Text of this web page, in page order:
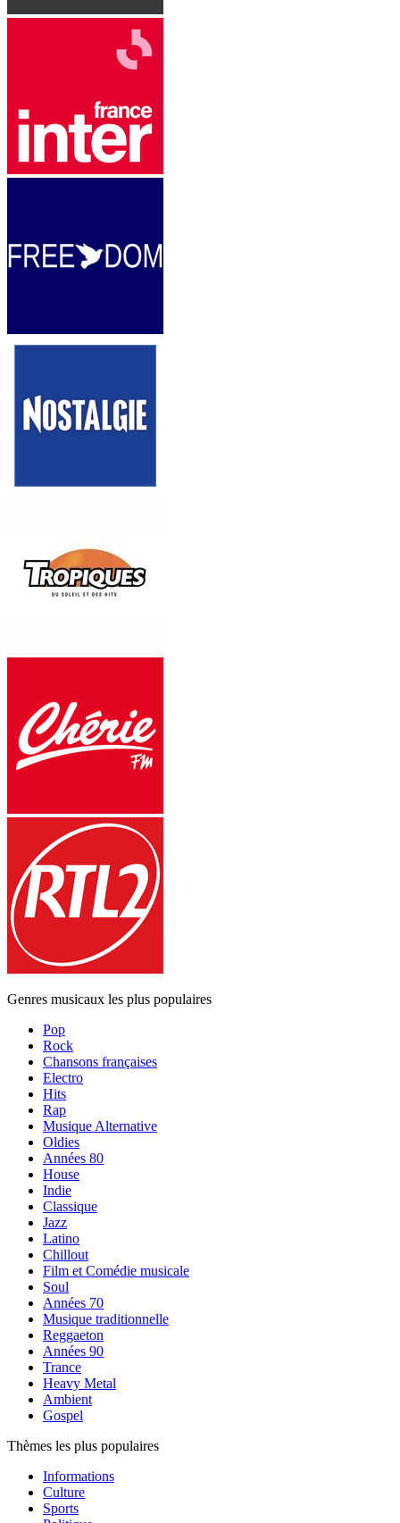
Genres musicaux les plus populaires
Pop
Rock
Chansons françaises
Electro
Hits
Rap
Musique Alternative
Oldies
Années 80
House
Indie
Classique
Jazz
Latino
Chillout
Film et Comédie musicale
Soul
Années 70
Musique traditionnelle
Reggaeton
Années 90
Trance
Heavy Metal
Ambient
Gospel
Thèmes les plus populaires
Informations
Culture
Sports